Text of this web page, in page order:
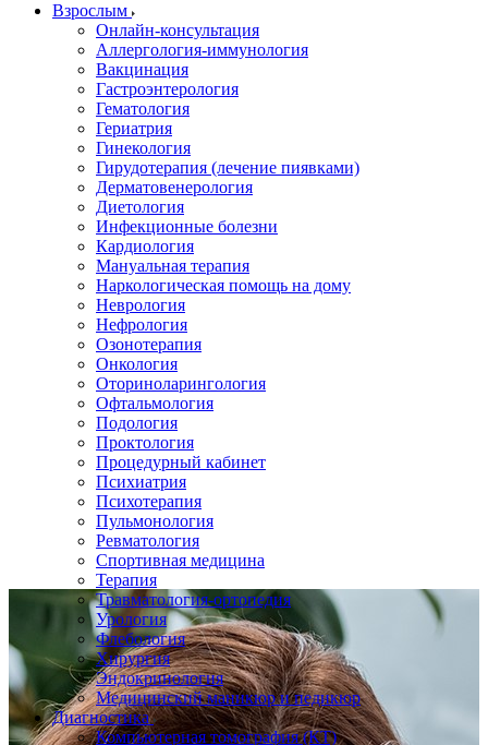
Взрослым
Онлайн-консультация
Аллергология-иммунология
Вакцинация
Гастроэнтерология
Гематология
Гериатрия
Гинекология
Гирудотерапия (лечение пиявками)
Дерматовенерология
Диетология
Инфекционные болезни
Кардиология
Мануальная терапия
Наркологическая помощь на дому
Неврология
Нефрология
Озонотерапия
Онкология
Оториноларингология
Офтальмология
Подология
Проктология
Процедурный кабинет
Психиатрия
Психотерапия
Пульмонология
Ревматология
Спортивная медицина
Терапия
Травматология-ортопедия
Урология
Флебология
Хирургия
Эндокринология
Медицинский маникюр и педикюр
Диагностика
Компьютерная томография (КТ)